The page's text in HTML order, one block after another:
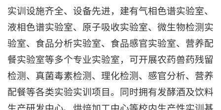
实训设施齐全、设备先进，建有气相色谱实验室、
液相色谱实验室、原子吸收实验室、微生物检测实
验室、食品分析实验室、食品感官实验室、营养配
餐实验室等多个专业实验室，可开展农药兽药残留
检测、真菌毒素检测、理化检测、感官分析、营养
配餐等各类实验实训项目。同时拥有发酵酒及饮料